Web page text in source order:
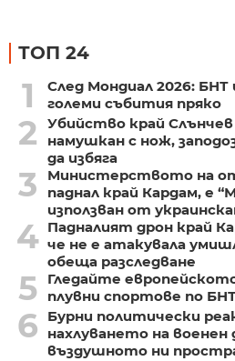
ТОП 24
1
След Мондиал 2026:
големи събития пряко
2
Убийство край
намушкан с нож,
да избяга
3
Министерството на
паднал край Кардам, е
използван от
4 Падналият дрон край
че не е атакувала
обеща разследване
5
Гледайте
плувни спортове по
6
Бурни политически
нахлуването на военен
въздушното ни